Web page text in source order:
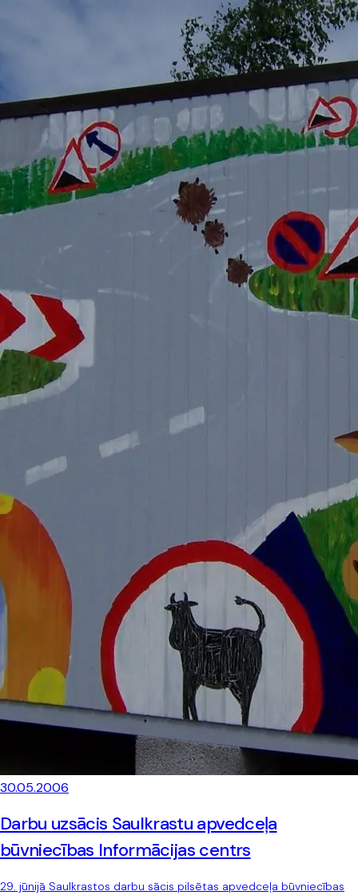
30.05.2006
Darbu uzsācis Saulkrastu apvedceļa
būvniecības Informācijas centrs
29. jūnijā Saulkrastos darbu sācis pilsētas apvedceļa būvniecības